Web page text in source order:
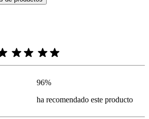
96%
ha recomendado este producto